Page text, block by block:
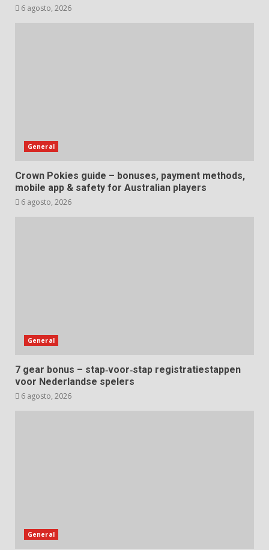
6 agosto, 2026
General
Crown Pokies guide – bonuses, payment methods,
mobile app & safety for Australian players
6 agosto, 2026
General
7 gear bonus – stap‑voor‑stap registratiestappen
voor Nederlandse spelers
6 agosto, 2026
General